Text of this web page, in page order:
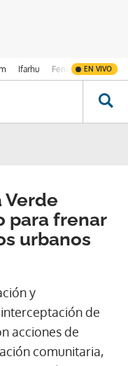
Ifarhu Fenómeno de El
EN VIVO
Verde
para frenar
urbanos
y
de
acciones de
comunitaria,